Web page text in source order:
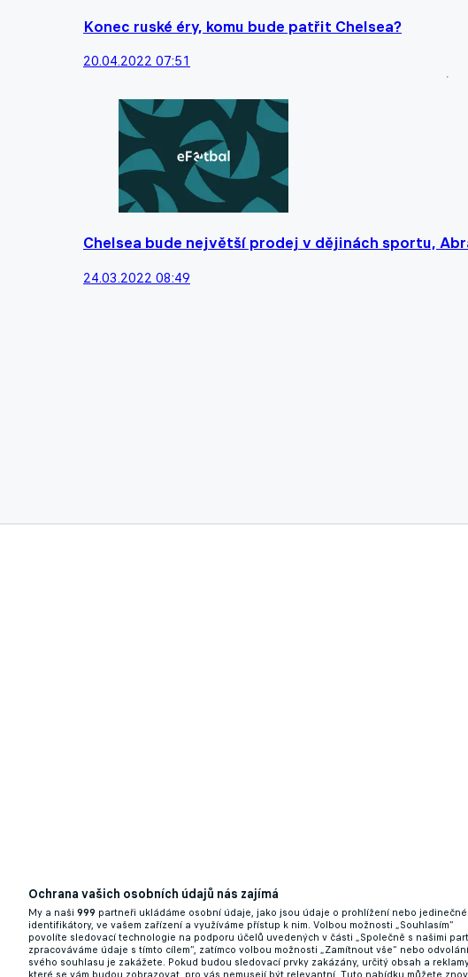
Konec ruské éry, komu bude patřit Chelsea?
20.04.2022 07:51
Chelsea bude největší prodej v dějinách sportu,
24.03.2022 08:49
Ochrana vašich osobních údajů nás zajímá
My a naši 999 partneři ukládáme osobní údaje, jako jsou údaje o prohlížení nebo jedinečné
identifikátory, ve vašem zařízení a využíváme přístup k nim. Volbou možnosti „Souhlasím“
povolíte sledovací technologie na podporu účelů uvedených v části „Společně s našimi
zpracováváme údaje s tímto cílem“, zatímco volbou možnosti „Zamítnout vše“ nebo
svého souhlasu je zakážete. Pokud budou sledovací prvky zakázány, určitý obsah a
které se vám budou zobrazovat, pro vás nemusejí být relevantní. Tuto nabídku můžete